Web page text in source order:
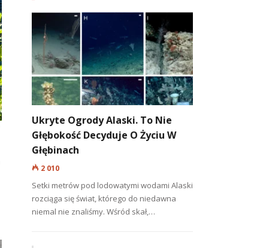
Ukryte Ogrody Alaski. To Nie
Głębokość Decyduje O Życiu W
Głębinach
2 010
Setki metrów pod lodowatymi wodami Alaski
rozciąga się świat, którego do niedawna
niemal nie znaliśmy. Wśród skał,…